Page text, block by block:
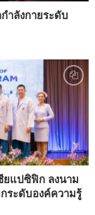
ำลังกายระดับ
ยแปซิฟิก ลงนาม
ระดับองค์ความรู้